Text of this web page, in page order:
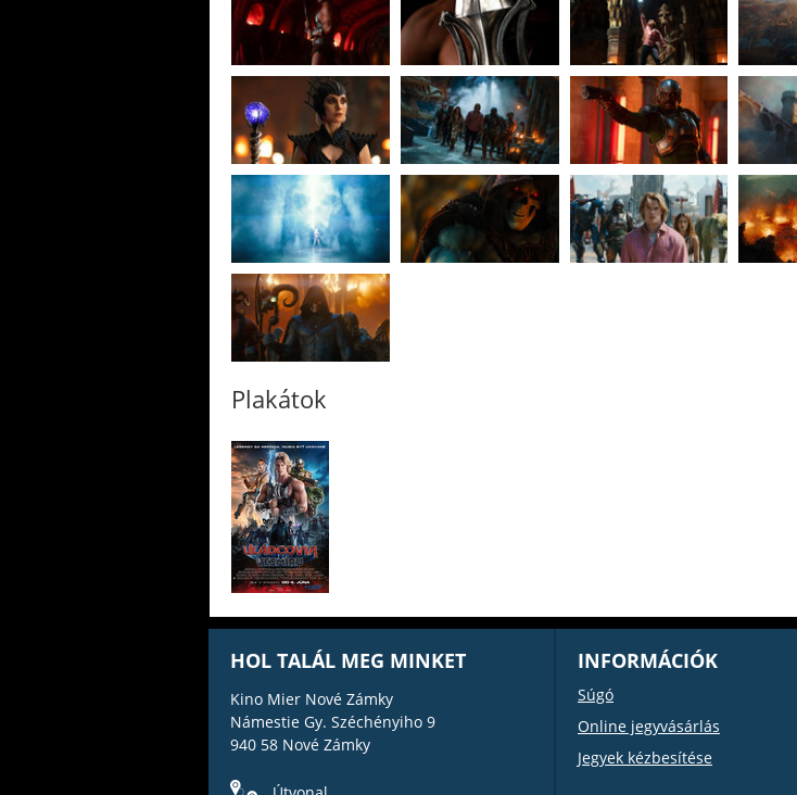
Plakátok
HOL TALÁL MEG MINKET
Kino Mier Nové Zámky
Námestie Gy. Széchényiho 9
940 58 Nové Zámky
INFORMÁCIÓK
Súgó
Online jegyvásárlás
Jegyek kézbesítése